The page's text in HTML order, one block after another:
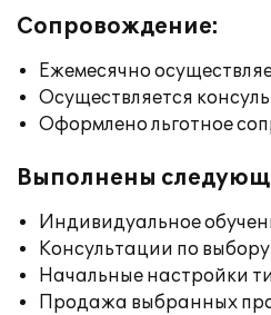
Сопровождение:
Ежемесячно
Осуществляется
Оформлено льготное
Выполнены
Индивидуальное
Консультации по
Начальные настройки
Продажа выбранных